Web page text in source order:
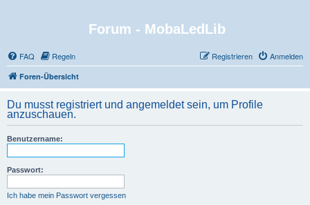
Forum - MobaLedLib
FAQ Regeln Anmelden
Registrieren
Foren-Übersicht
Du musst registriert und angemeldet sein, um Profile
anzuschauen.
Benutzername:
Passwort:
Ich habe mein Passwort vergessen